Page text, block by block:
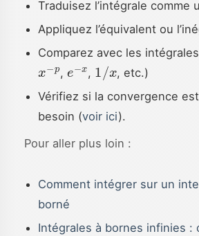
Traduisez l’intégrale comme
Appliquez l’équivalent ou
Comparez avec les
x p
,
e −x
,
1 x
, etc.)
Vérifiez si la convergence
besoin (voir ici).
Pour aller plus loin :
Comment intégrer sur un
borné
Intégrales à bornes infinies :